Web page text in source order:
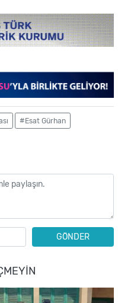
#Esat Gürhan
GÖNDER